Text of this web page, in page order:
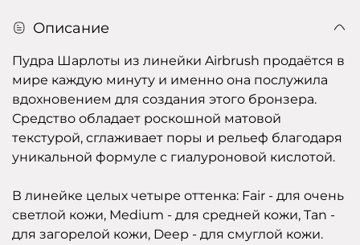
Описание
Пудра Шарлоты из линейки Airbrush продаётся в
мире каждую минуту и именно она послужила
вдохновением для создания этого бронзера.
Средство обладает роскошной матовой
текстурой, сглаживает поры и рельеф благодаря
уникальной формуле с гиалуроновой кислотой.
В линейке целых четыре оттенка: Fair - для очень
светлой кожи, Medium - для средней кожи, Tan -
для загорелой кожи, Deep - для смуглой кожи.